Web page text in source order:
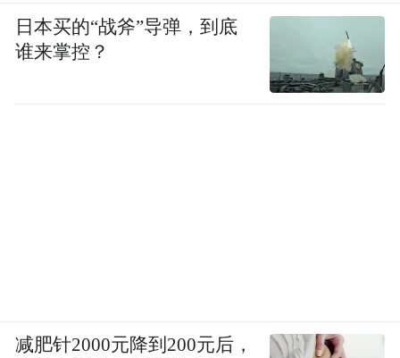
日本买的“战斧”导弹，到底
谁来掌控？
减肥针2000元降到200元后，